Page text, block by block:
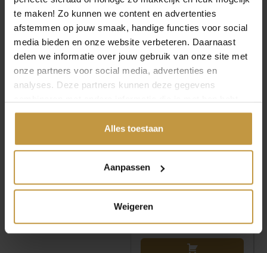
te maken! Zo kunnen we content en advertenties
afstemmen op jouw smaak, handige functies voor social
media bieden en onze website verbeteren. Daarnaast
delen we informatie over jouw gebruik van onze site met
onze partners voor social media, advertenties en
analyses. Deze partners kunnen deze gegevens
gedeeld of die ze hebben verzameld via jouw gebruik van
Alles toestaan
Aanpassen
Weigeren
HORLOGES
€239,00
DANISH DESIGN DKX
PRO HORLOGE
IV82Q1303
GOLDPLATED
werkdag
€219,00
DANISH DESIGN 1303
DKX PRO HORLOGE
IQ99Q1303 BLAUW
Direct leverbaar, 1